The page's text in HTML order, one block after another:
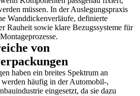
müssen. In der Auslegungspraxis
Wanddickenverläufe, definierte
Rauheit sowie klare Bezugssysteme für
von
haben ein breites Spektrum an
häufig in der Automobil-,
eingesetzt, da sie dazu